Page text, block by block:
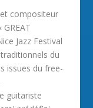
compositeur
Jazz Festival
du
issues du free-
guitariste